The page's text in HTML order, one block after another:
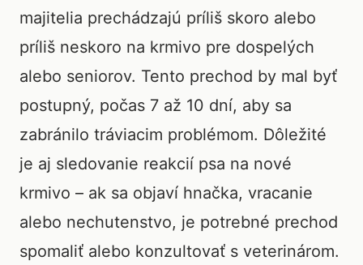
majitelia prechádzajú príliš skoro alebo
príliš neskoro na krmivo pre dospelých
alebo seniorov. Tento prechod by mal byť
postupný, počas 7 až 10 dní, aby sa
zabránilo tráviacim problémom. Dôležité
je aj sledovanie reakcií psa na nové
krmivo – ak sa objaví hnačka, vracanie
alebo nechutenstvo, je potrebné prechod
spomaliť alebo konzultovať s veterinárom.